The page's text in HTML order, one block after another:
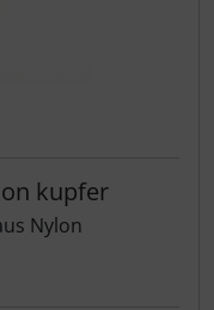
kupfer
Nylon